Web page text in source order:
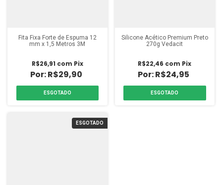
Fita Fixa Forte de Espuma 12
mm x 1,5 Metros 3M
R$29,90
R$26,91 com Pix
ESGOTADO
Silicone Acético Premium Preto
270g Vedacit
R$24,95
R$22,46 com Pix
ESGOTADO
ESGOTADO